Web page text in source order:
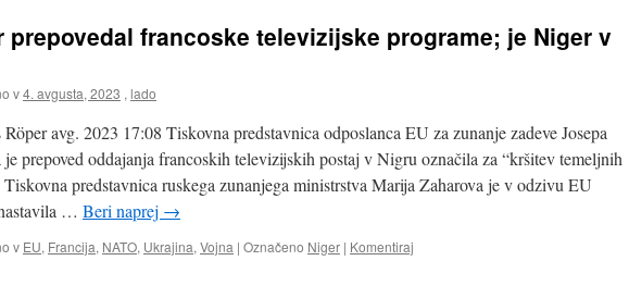
prepovedal francoske televizijske programe; je Niger v
v4. avgusta, 2023 , lado
avg. 2023 17:08 Tiskovna predstavnica odposlanca EU za zunanje zadeve Josepa
prepoved oddajanja francoskih televizijskih postaj v Nigru označila za “kršitev temeljnih
predstavnica ruskega zunanjega ministrstva Marija Zaharova je v odzivu EU
… Beri naprej →
v EU, Francija, NATO, Ukrajina, Vojna | Označeno Niger | Komentiraj